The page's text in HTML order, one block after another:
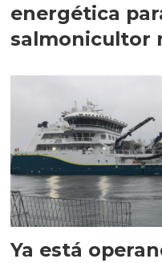
energética
salmonicultor
Ya está